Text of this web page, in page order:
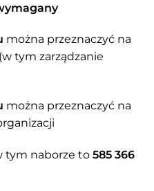
można przeznaczyć na
tym zarządzanie
można przeznaczyć na
tym naborze to 585 366